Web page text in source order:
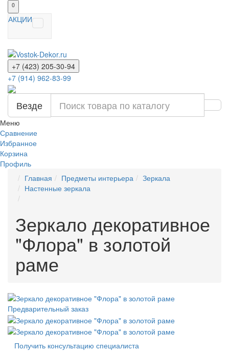
0
АКЦИИ
+7 (423) 205-30-94
+7 (914) 962-83-99
Везде
Меню
Сравнение
Избранное
Корзина
Профиль
Главная
Предметы интерьера
Зеркала
Настенные зеркала
Зеркало декоративное
"Флора" в золотой
раме
Предварительный заказ
Получить консультацию специалиста